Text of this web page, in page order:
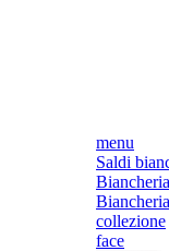
menu
Saldi
collezione
face